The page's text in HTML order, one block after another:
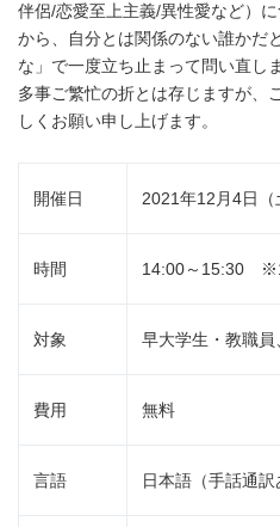
伴侶/恋愛至上主義/異性愛など）
から、自分とは関係のない誰かだ
な」で一度立ち止まって問い直し
多事ご繁忙の折とは存じますが、
しくお願い申し上げます。
開催日 2021年12月4日（
時間 14:00～15:30
対象 早大学生・教職員
費用 無料
言語 日本語（手話通訳